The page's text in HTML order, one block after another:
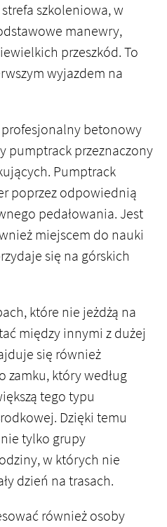
szkoleniowa, w
manewry,
przeszkód. To
wyjazdem na
betonowy
pumptrack przeznaczony
Pumptrack
poprzez odpowiednią
pedałowania. Jest
miejscem do nauki
się na górskich
które nie jeżdżą na
między innymi z dużej
się również
który według
tego typu
Dzięki temu
tylko grupy
w których nie
dzień na trasach.
również osoby